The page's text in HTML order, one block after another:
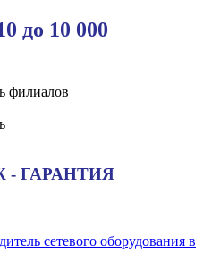
до 10 000
филиалов
ГАРАНТИЯ
сетевого оборудования в